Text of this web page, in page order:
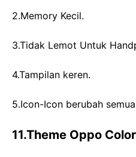
2.Memory Kecil.
3.Tidak Lemot Untuk
4.Tampilan keren.
5.Icon-Icon berubah
11.Theme Oppo